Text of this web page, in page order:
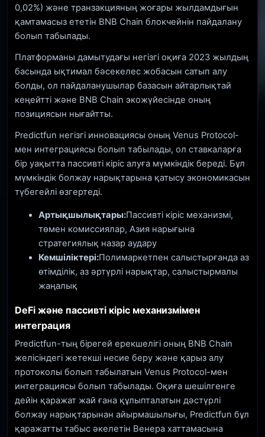
0,02%) және транзакцияның жоғары жылдамдығын
қамтамасыз ететін BNB Chain блокчейнін пайдалану
болып табылады.
Платформаны дамытудағы негізгі оқиға 2023 жылдың
басында ықтимал бәсекелес жобасын сатып алу
болды, ол пайдаланушылар базасын айтарлықтай
кеңейтті және BNB Chain экожүйесінде оның
позициясын нығайтты.
Predictfun негізгі инновациясы оның Venus Protocol-
мен интеграциясы болып табылады, ол ставкаларға
бір уақытта пассивті кіріс алуға мүмкіндік береді. Бұл
мүмкіндік болжау нарықтарына қатысу экономикасын
түбегейлі өзгертеді.
Артықшылықтары:Пассивті кіріс механизмі,
төмен комиссиялар, Азия нарығына
стратегиялық назар аудару
Кемшіліктері:Полимаркетпен салыстырғанда аз
өтімділік, аз әртүрлі нарықтар, салыстырмалы
жаңалық
DeFi және пассивті кіріс механизмімен
интеграция
Predictfun-тың бірегей ерекшелігі оның BNB Chain
желісіндегі жетекші несие беру және қарыз алу
протоколы болып табылатын Venus Protocol-мен
интеграциясы болып табылады. Оқиға шешілгенге
дейін қаражат жай ғана құлыпталатын дәстүрлі
болжау нарықтарынан айырмашылығы, Predictfun бұл
қаражатты табыс әкелетін Венера хаттамасына